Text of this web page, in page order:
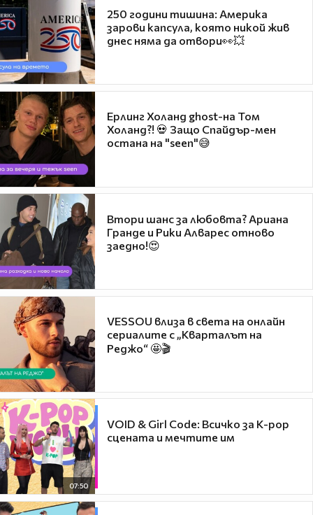
250 години тишина: Америка
зарови капсула, която никой жив
днес няма да отвори👀💥
Ерлинг Холанд ghost-на Том
Холанд?! 💀 Защо Спайдър-мен
остана на "seen"😅
Втори шанс за любовта? Ариана
Гранде и Рики Алварес отново
заедно!😍
VESSOU влиза в света на онлайн
сериалите с „Кварталът на
Реджо“ 🤩🎬
07:50
VOID & Girl Code: Всичко за K-pop
сцената и мечтите им